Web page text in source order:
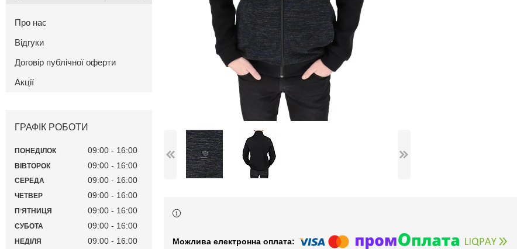
Про нас
Відгуки
Договір публічної оферти
Акції
ГРАФІК РОБОТИ
ПОНЕДІЛОК 09:00 16:00
ВІВТОРОК 09:00 16:00
СЕРЕДА 09:00 16:00
ЧЕТВЕР 09:00 16:00
ПʼЯТНИЦЯ 09:00 16:00
СУБОТА 09:00 16:00
НЕДІЛЯ 09:00 16:00